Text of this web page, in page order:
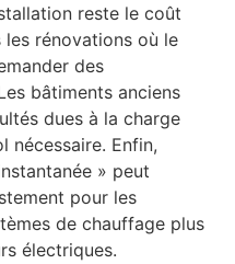
reste le coût
rénovations où le
des
bâtiments anciens
dues à la charge
nécessaire. Enfin,
» peut
pour les
de chauffage plus
électriques.